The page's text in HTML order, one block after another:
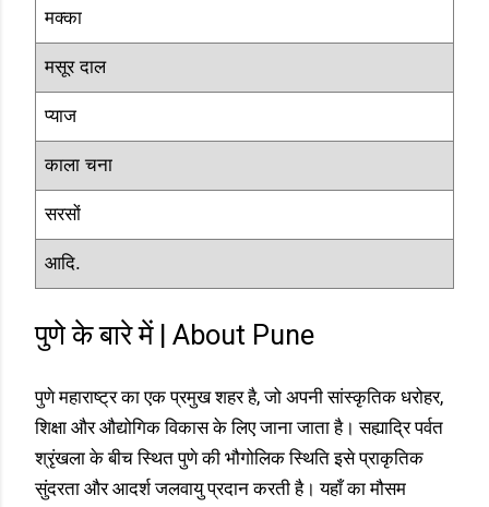
मक्का
मसूर दाल
प्याज
काला चना
सरसों
आदि.
पुणे के बारे में | About Pune
पुणे महाराष्ट्र का एक प्रमुख शहर है, जो अपनी सांस्कृतिक धरोहर,
शिक्षा और औद्योगिक विकास के लिए जाना जाता है। सह्याद्रि पर्वत
श्रृंखला के बीच स्थित पुणे की भौगोलिक स्थिति इसे प्राकृतिक
सुंदरता और आदर्श जलवायु प्रदान करती है। यहाँ का मौसम